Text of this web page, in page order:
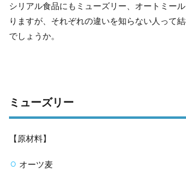
シリアル食品にもミューズリー、オートミー
りますが、それぞれの違いを知らない人って
でしょうか。
ミューズリー
【原材料】
オーツ麦